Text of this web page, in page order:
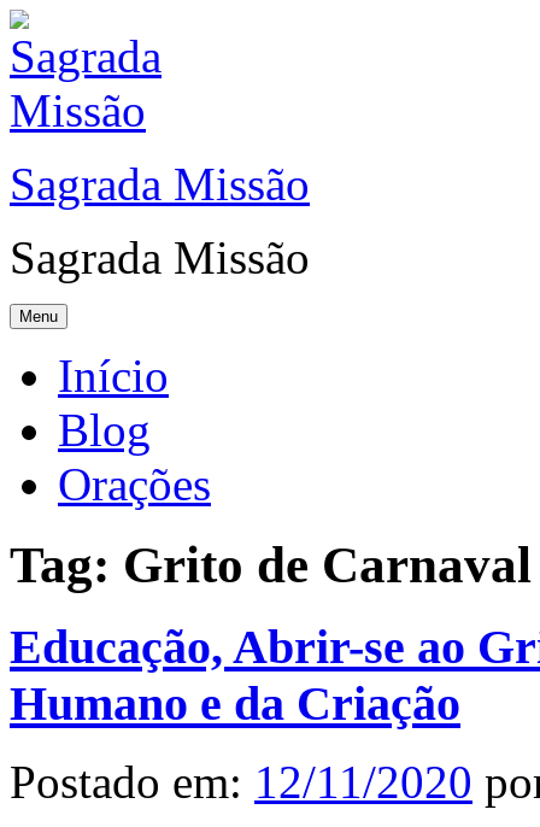
Sagrada Missão
Sagrada Missão
Menu
Início
Blog
Orações
Tag: Grito de Carnaval
Educação, Abrir-se ao
Humano e da Criação
Postado em: 12/11/2020